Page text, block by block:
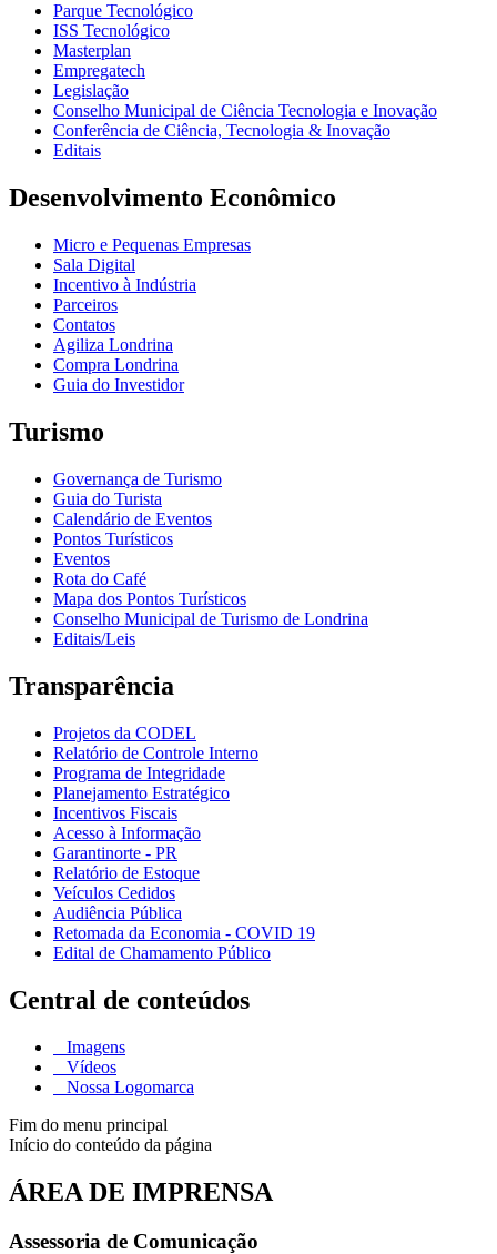
Parque Tecnológico
ISS Tecnológico
Masterplan
Empregatech
Legislação
Conselho Municipal de Ciência Tecnologia e Inovação
Conferência de Ciência, Tecnologia & Inovação
Editais
Desenvolvimento Econômico
Micro e Pequenas Empresas
Sala Digital
Incentivo à Indústria
Parceiros
Contatos
Agiliza Londrina
Compra Londrina
Guia do Investidor
Turismo
Governança de Turismo
Guia do Turista
Calendário de Eventos
Pontos Turísticos
Eventos
Rota do Café
Mapa dos Pontos Turísticos
Conselho Municipal de Turismo de Londrina
Editais/Leis
Transparência
Projetos da CODEL
Relatório de Controle Interno
Programa de Integridade
Planejamento Estratégico
Incentivos Fiscais
Acesso à Informação
Garantinorte - PR
Relatório de Estoque
Veículos Cedidos
Audiência Pública
Retomada da Economia - COVID 19
Edital de Chamamento Público
Central de conteúdos
Imagens
Vídeos
Nossa Logomarca
Fim do menu principal
Início do conteúdo da página
ÁREA DE IMPRENSA
Assessoria de Comunicação